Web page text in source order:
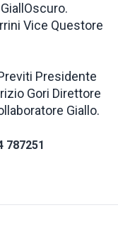
GiallOscuro.
Vice Questore
Presidente
Gori Direttore
Giallo.
787251